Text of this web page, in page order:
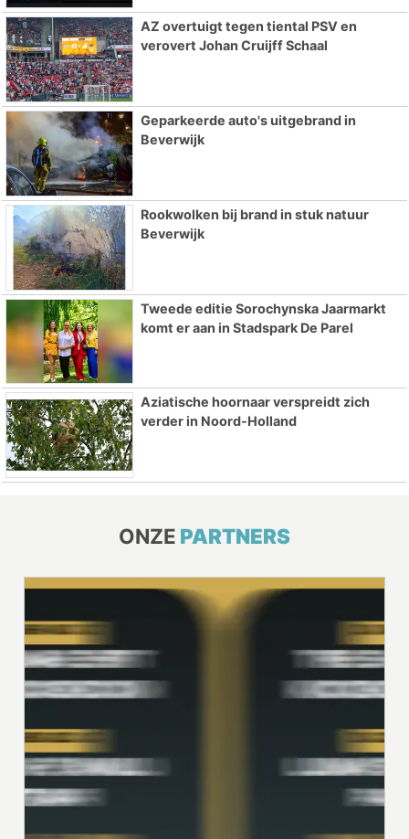
AZ overtuigt tegen tiental PSV en
verovert Johan Cruijff Schaal
Geparkeerde auto's uitgebrand in
Beverwijk
Rookwolken bij brand in stuk natuur
Beverwijk
Tweede editie Sorochynska Jaarmarkt
komt er aan in Stadspark De Parel
Aziatische hoornaar verspreidt zich
verder in Noord-Holland
ONZE PARTNERS